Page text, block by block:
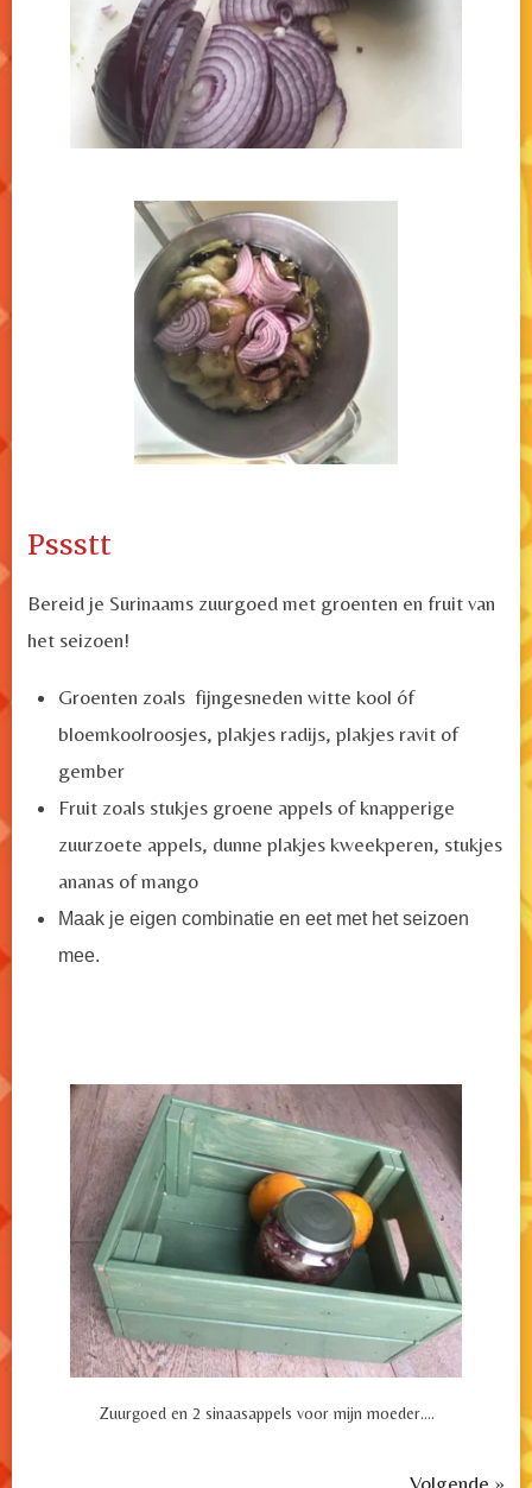
Pssstt
Bereid je Surinaams zuurgoed met groenten en fruit van
het seizoen!
Groenten zoals fijngesneden witte kool óf
bloemkoolroosjes, plakjes radijs, plakjes ravit of
gember
Fruit zoals stukjes groene appels of knapperige
zuurzoete appels, dunne plakjes kweekperen, stukjes
ananas of mango
Maak je eigen combinatie en eet met het seizoen
mee.
Zuurgoed en 2 sinaasappels voor mijn moeder....